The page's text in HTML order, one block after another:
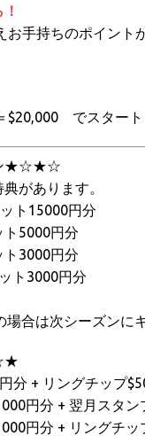
手持ちのポイント
$20,000 でスタート
ン★☆★☆
があります。
ト15000円分
5000円分
3000円分
ト3000円分
合は次シーズンに
分 + リングチップ
円分 + 翌月スタン
円分 + リングチッ